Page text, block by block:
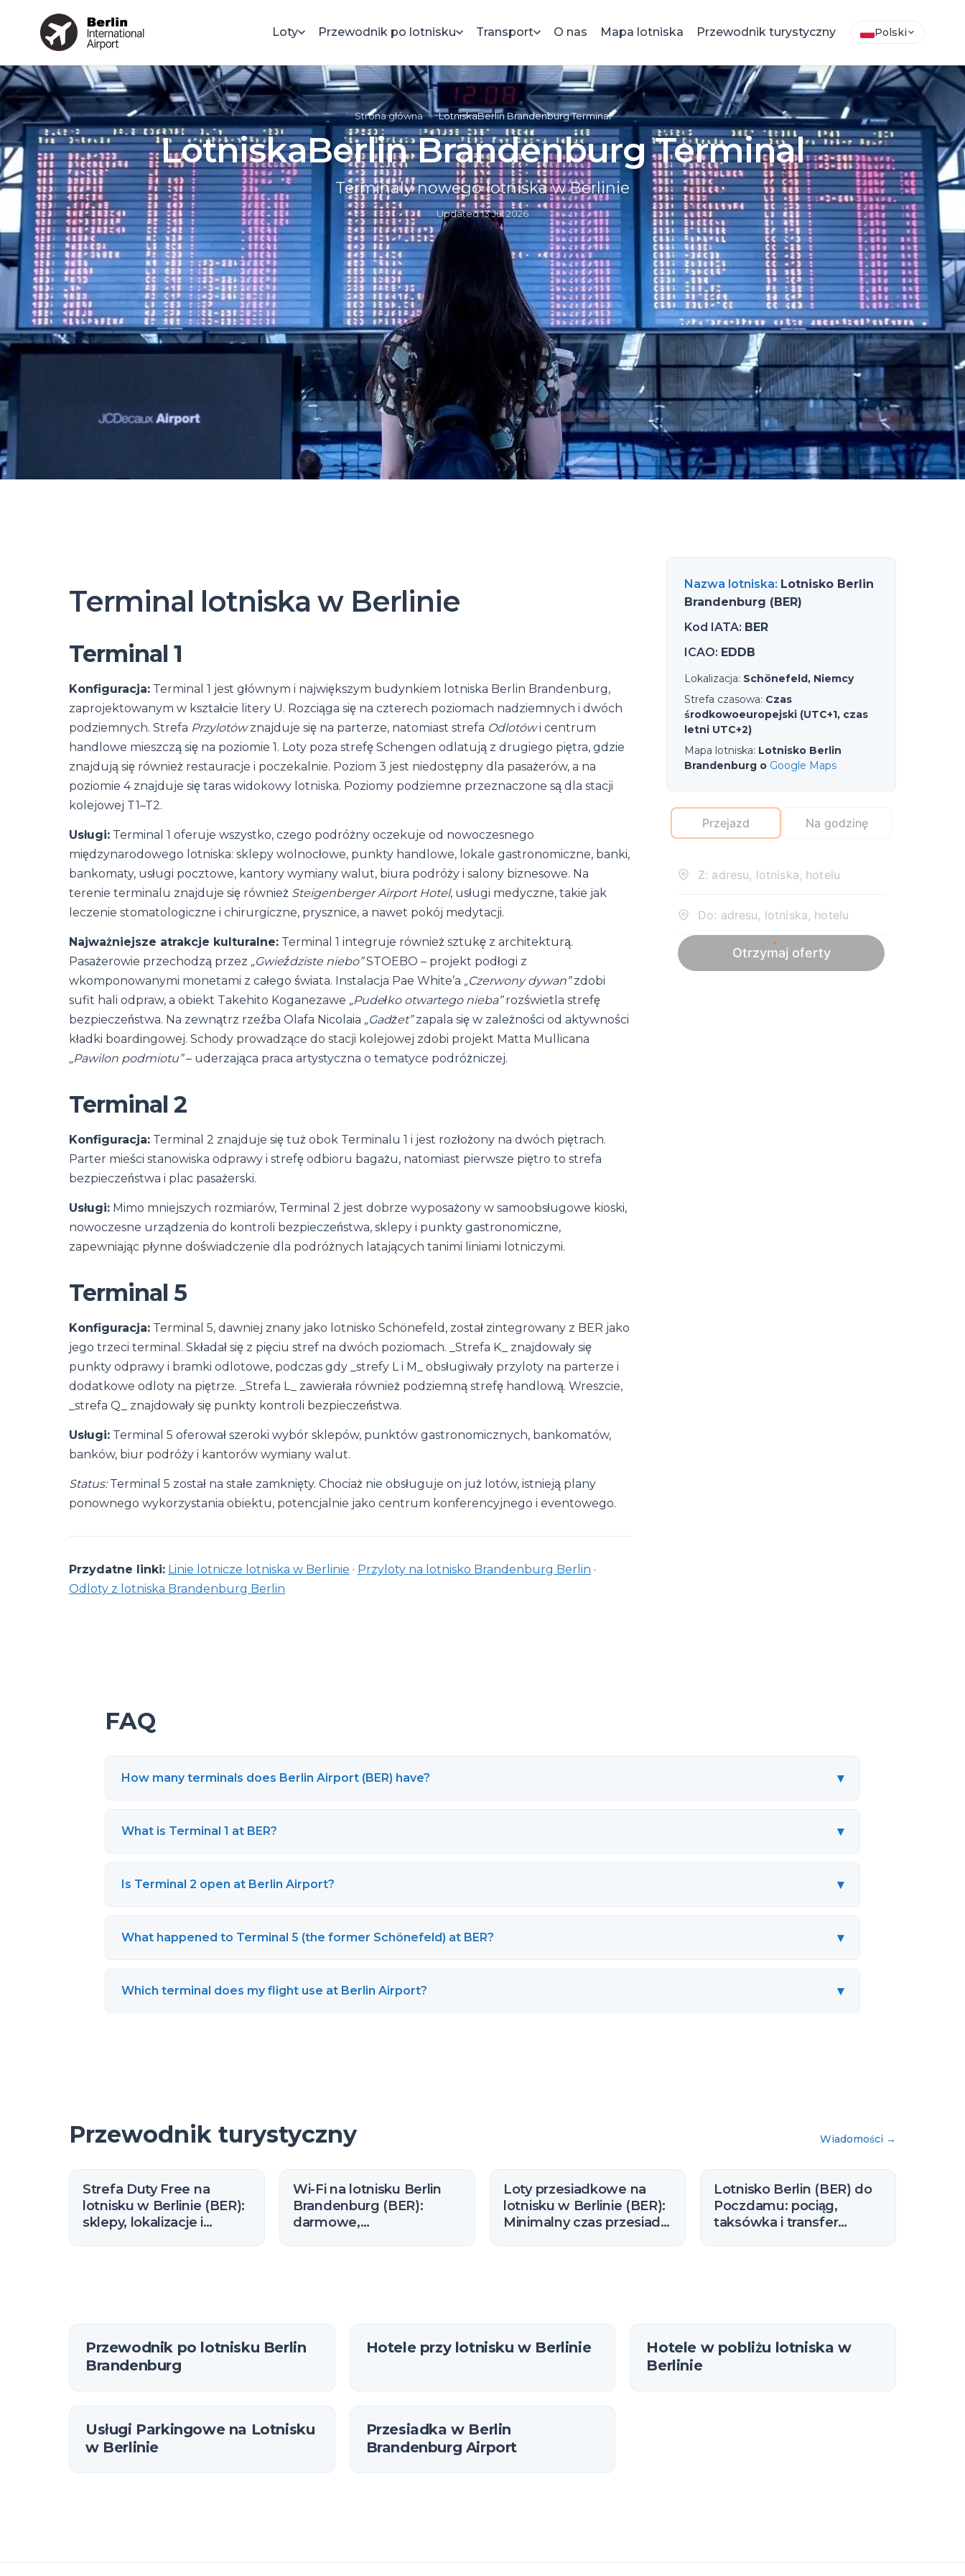
Loty Przewodnik po lotnisku Transport O nas Mapa lotniska Przewodnik turystyczny Polski
Strona główna » LotniskaBerlin Brandenburg Terminal
LotniskaBerlin Brandenburg Terminal
Terminaly nowego lotniska w Berlinie
Updated13 Jul 2026
Terminal lotniska w Berlinie
Terminal 1
Konfiguracja: Terminal 1 jest głównym i największym budynkiem lotniska Berlin Brandenburg,
zaprojektowanym w kształcie litery U. Rozciąga się na czterech poziomach nadziemnych i dwóch
podziemnych. Strefa Przylotówznajduje się na parterze, natomiast strefa Odlotówi centrum
handlowe mieszczą się na poziomie 1. Loty poza strefę Schengen odlatują z drugiego piętra, gdzie
znajdują się również restauracje i poczekalnie. Poziom 3 jest niedostępny dla pasażerów, a na
poziomie 4 znajduje się taras widokowy lotniska. Poziomy podziemne przeznaczone są dla stacji
kolejowej T1–T2.
Usługi: Terminal 1 oferuje wszystko, czego podróżny oczekuje od nowoczesnego
międzynarodowego lotniska: sklepy wolnocłowe, punkty handlowe, lokale gastronomiczne, banki,
bankomaty, usługi pocztowe, kantory wymiany walut, biura podróży i salony biznesowe. Na
terenie terminalu znajduje się również Steigenberger Airport Hotel, usługi medyczne, takie jak
leczenie stomatologiczne i chirurgiczne, prysznice, a nawet pokój medytacji.
Najważniejsze atrakcje kulturalne: Terminal 1 integruje również sztukę z architekturą.
Pasażerowie przechodzą przez „Gwieździste niebo”STOEBO – projekt podłogi z
wkomponowanymi monetami z całego świata. Instalacja Pae White’a „Czerwony dywan”zdobi
sufit hali odpraw, a obiekt Takehito Koganezawe „Pudełko otwartego nieba”rozświetla strefę
bezpieczeństwa. Na zewnątrz rzeźba Olafa Nicolaia „Gadżet”zapala się w zależności od aktywności
kładki boardingowej. Schody prowadzące do stacji kolejowej zdobi projekt Matta Mullicana
„Pawilon podmiotu”– uderzająca praca artystyczna o tematyce podróżniczej.
Terminal 2
Konfiguracja: Terminal 2 znajduje się tuż obok Terminalu 1 i jest rozłożony na dwóch piętrach.
Parter mieści stanowiska odprawy i strefę odbioru bagażu, natomiast pierwsze piętro to strefa
bezpieczeństwa i plac pasażerski.
Usługi: Mimo mniejszych rozmiarów, Terminal 2 jest dobrze wyposażony w samoobsługowe kioski,
nowoczesne urządzenia do kontroli bezpieczeństwa, sklepy i punkty gastronomiczne,
zapewniając płynne doświadczenie dla podróżnych latających tanimi liniami lotniczymi.
Terminal 5
Konfiguracja: Terminal 5, dawniej znany jako lotnisko Schönefeld, został zintegrowany z BER jako
jego trzeci terminal. Składał się z pięciu stref na dwóch poziomach. _Strefa K_ znajdowały się
punkty odprawy i bramki odlotowe, podczas gdy _strefy L i M_ obsługiwały przyloty na parterze i
dodatkowe odloty na piętrze. _Strefa L_ zawierała również podziemną strefę handlową. Wreszcie,
_strefa Q_ znajdowały się punkty kontroli bezpieczeństwa.
Usługi: Terminal 5 oferował szeroki wybór sklepów, punktów gastronomicznych, bankomatów,
banków, biur podróży i kantorów wymiany walut.
Status:Terminal 5 został na stałe zamknięty. Chociaż nie obsługuje on już lotów, istnieją plany
ponownego wykorzystania obiektu, potencjalnie jako centrum konferencyjnego i eventowego.
Przydatne linki: Linie lotnicze lotniska w Berlinie · Przyloty na lotnisko Brandenburg Berlin ·
Odloty z lotniska Brandenburg Berlin
Nazwa lotniska: Lotnisko Berlin
Brandenburg (BER)
Kod IATA: BER
ICAO: EDDB
Lokalizacja: Schönefeld, Niemcy
Strefa czasowa: Czas
środkowoeuropejski (UTC+1, czas
letni UTC+2)
Mapa lotniska: Lotnisko Berlin
Brandenburg o Google Maps
FAQ
How many terminals does Berlin Airport (BER) have? ▾
What is Terminal 1 at BER? ▾
Is Terminal 2 open at Berlin Airport? ▾
What happened to Terminal 5 (the former Schönefeld) at BER? ▾
Which terminal does my flight use at Berlin Airport? ▾
Przewodnik turystyczny Wiadomości →
Strefa Duty Free na
lotnisku w Berlinie (BER):
sklepy, lokalizacje i
Wi-Fi na lotnisku Berlin
Brandenburg (BER):
darmowe,
Loty przesiadkowe na
lotnisku w Berlinie (BER):
Minimalny czas przesiadki
Lotnisko Berlin (BER) do
Poczdamu: pociąg,
taksówka i transfer
Przewodnik po lotnisku Berlin
Brandenburg
Hotele przy lotnisku w Berlinie
Hotele w pobliżu lotniska w
Berlinie
Usługi Parkingowe na Lotnisku
w Berlinie
Przesiadka w Berlin
Brandenburg Airport